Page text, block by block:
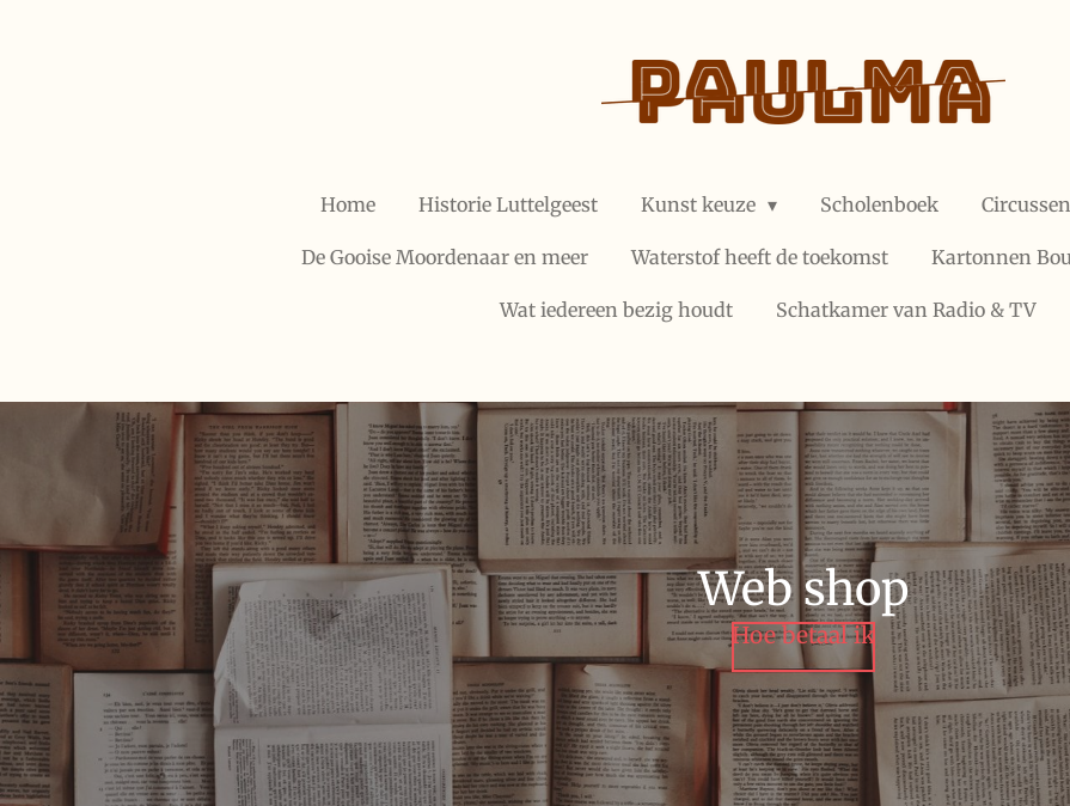
Home Historie Luttelgeest Kunst keuze Scholenboek Circussen
De Gooise Moordenaar en meer Waterstof heeft de toekomst Kartonnen
Wat iedereen bezig houdt Schatkamer van Radio & TV
Web shop
Hoe betaal ik